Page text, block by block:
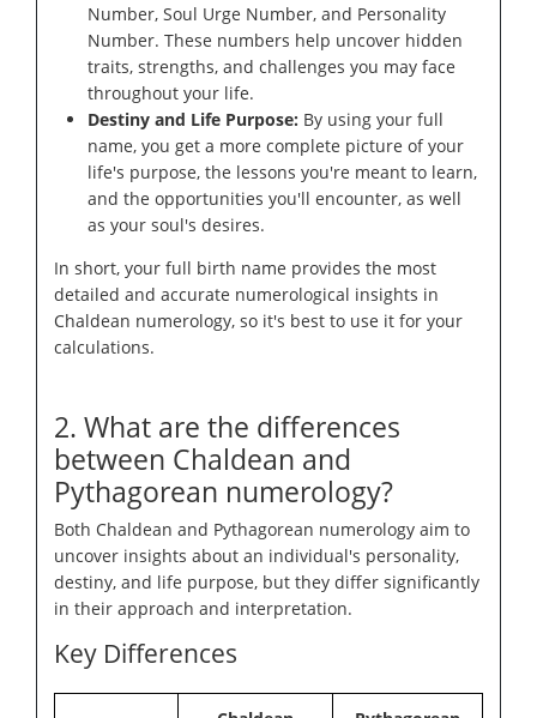
Number, Soul Urge Number, and Personality
Number. These numbers help uncover hidden
traits, strengths, and challenges you may face
throughout your life.
Destiny and Life Purpose: By using your full
name, you get a more complete picture of your
life's purpose, the lessons you're meant to learn,
and the opportunities you'll encounter, as well
as your soul's desires.
In short, your full birth name provides the most
detailed and accurate numerological insights in
Chaldean numerology, so it's best to use it for your
calculations.
2. What are the differences
between Chaldean and
Pythagorean numerology?
Both Chaldean and Pythagorean numerology aim to
uncover insights about an individual's personality,
destiny, and life purpose, but they differ significantly
in their approach and interpretation.
Key Differences